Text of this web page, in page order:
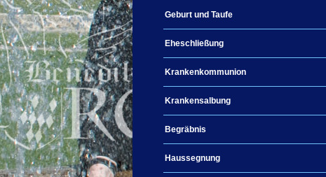
Geburt und Taufe
Eheschließung
Krankenkommunion
Krankensalbung
Begräbnis
Haussegnung